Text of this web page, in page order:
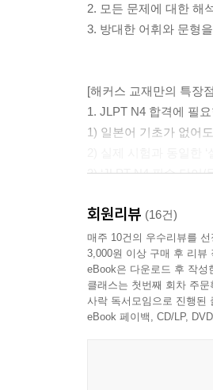
2. 모든 문제에 대한 해
3. 방대한 어휘와 문형
[해커스 교재만의 특장
1. JLPT N4 합격에 필
1) 일본어 기초가 없어
3) ‘JLPT N4 필수 단어
2. 확실한 일본어 듣기
1) 학습용 MP3
‘문자어휘 핵심 표현 및
2) 문제별 복습용 MP3
원하는 청해 문제만 반
3) 고사장 MP3
언제 어디서나 ‘필수
회원리뷰 (16건)
매주 10건의 우수리뷰를
3,000원 이상 구매 후 리뷰
eBook은 다운로드 후 작
클래스는 첫번째 회차 주
사락 독서모임으로 진행된
eBook 페이백, CD/LP,